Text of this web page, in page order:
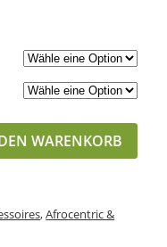
WARENKORB
,Afrocentric &